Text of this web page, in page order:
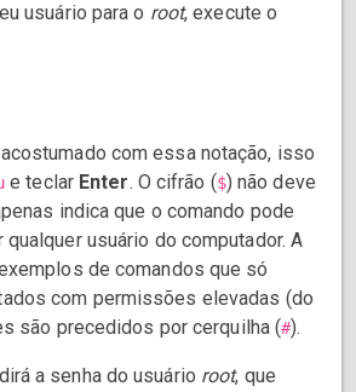
usuário para o root, execute o
com essa notação, isso
e teclar Enter. O cifrão ($) não deve
indica que o comando pode
usuário do computador. A
de comandos que só
com permissões elevadas (do
são precedidos por cerquilha (#).
a senha do usuário root, que